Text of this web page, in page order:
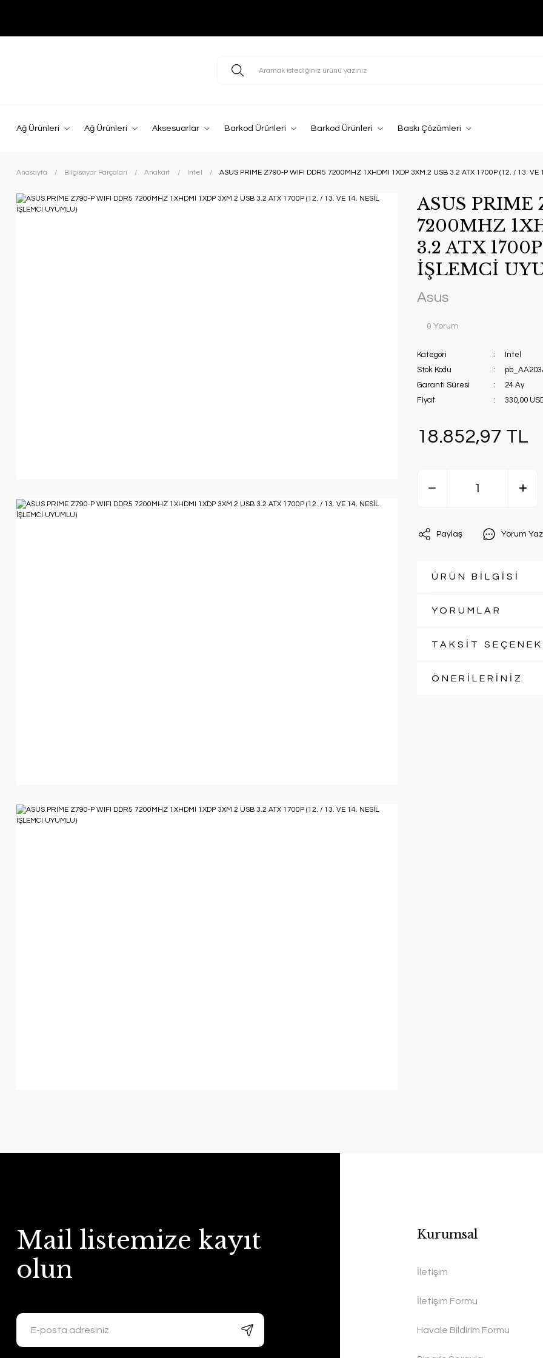
Ağ Ürünleri Ağ Ürünleri Aksesuarlar Barkod Ürünleri Barkod Ürünleri Baskı Çözümleri
Anasayfa Bilgisayar Parçaları Anakart Intel ASUS PRIME Z790-P WIFI DDR5 7200MHZ 1XHDMI 1XDP 3XM.2 USB 3.2 ATX 1700P (12. / 13. VE
ASUS PRIME
7200MHZ
3.2 ATX
İŞLEMCİ
Asus
0 Yorum
Kategori
Intel
Stok Kodu
Garanti Süresi
24 Ay
Fiyat
330,00
18.852,97 TL
Paylaş Yorum Yaz
ÜRÜN BİLGİSİ
YORUMLAR
TAKSİT
ÖNERİLERİNİZ
Mail listemize kayıt
olun
Kurumsal
İletişim
İletişim Formu
Havale Bildirim Formu